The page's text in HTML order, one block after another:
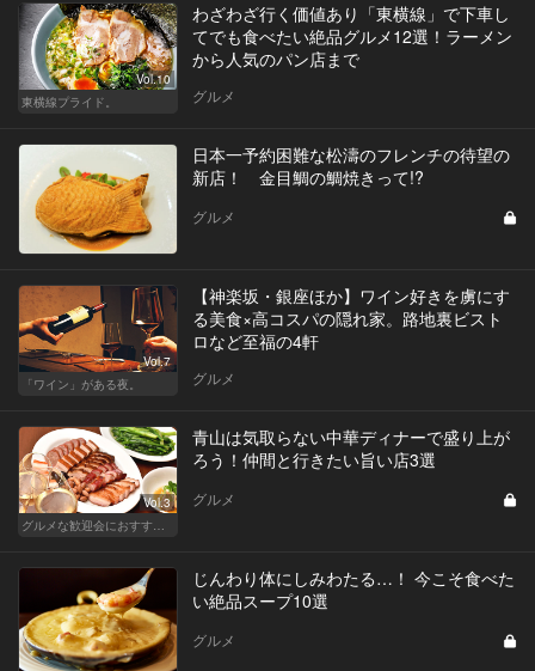
Vol.10
東横線プライド。
わざわざ行く価値あり「東横線」で下車し
てでも食べたい絶品グルメ12選！ラーメン
から人気のパン店まで
グルメ
日本一予約困難な松濤のフレンチの待望の
新店！ 金目鯛の鯛焼きって!?
グルメ
Vol.7
「ワイン」がある夜。
【神楽坂・銀座ほか】ワイン好きを虜にす
る美食×高コスパの隠れ家。路地裏ビスト
ロなど至福の4軒
グルメ
Vol.3
グルメな歓迎会におすすめな東京の人気店
青山は気取らない中華ディナーで盛り上が
ろう！仲間と行きたい旨い店3選
グルメ
じんわり体にしみわたる…！ 今こそ食べた
い絶品スープ10選
グルメ